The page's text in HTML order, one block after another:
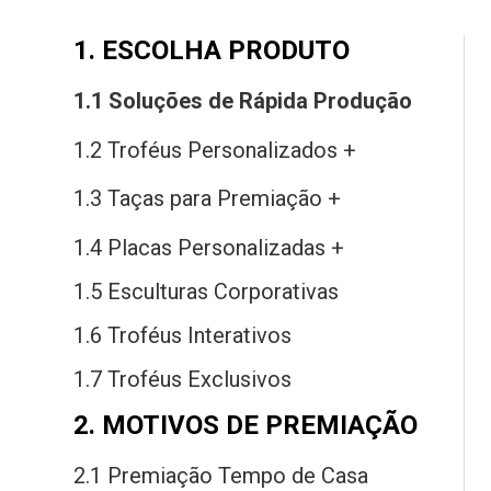
1. ESCOLHA PRODUTO
1.1 Soluções de Rápida Produção
1.2 Troféus Personalizados +
1.3 Taças para Premiação +
1.4 Placas Personalizadas +
1.5 Esculturas Corporativas
1.6 Troféus Interativos
1.7 Troféus Exclusivos
2. MOTIVOS DE PREMIAÇÃO
2.1 Premiação Tempo de Casa